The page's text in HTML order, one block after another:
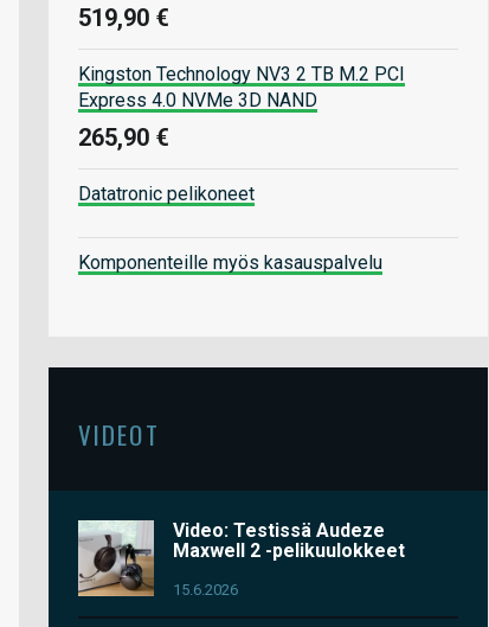
519,90 €
Kingston Technology NV3 2 TB M.2 PCI
Express 4.0 NVMe 3D NAND
265,90 €
Datatronic pelikoneet
Komponenteille myös kasauspalvelu
VIDEOT
Video: Testissä Audeze
Maxwell 2 -pelikuulokkeet
15.6.2026